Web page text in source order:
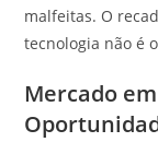
malfeitas. O
tecnologia não é
Mercado